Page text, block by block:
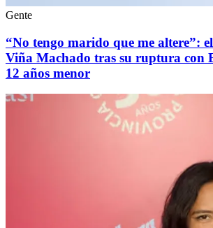
Gente
“No tengo marido que me altere”:
Viña Machado tras su ruptura con
12 años menor